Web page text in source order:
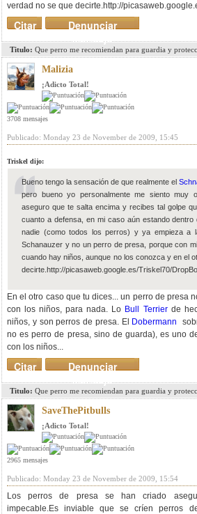
verdad no se que decirte.http://
Denunciar
mensaje
Citar
Titulo: Que perro me recomiendan para guardia y
Malizia
¡Adicto Total!
3708 mensajes
Publicado: Monday 23 de November de 2009, 15:45
Triskel dijo:
Bueno tengo la sensación de que realmente el
pero bueno yo personalmente me siento muy
aseguro que te salta encima y recibes tal golpe
cuanto a defensa, en mi caso aún estando
nadie (como todos los perros) y ya empieza a
Schanauzer y no un perro de presa, porque con
cuando hay niños, aunque no los conozca y en el
decirte.http://picasaweb.google.es/Triskel70/
En el otro caso que tu dices... un perro de presa
con los niños, para nada. Lo Bull Terrierde
niños, y son perros de presa. El Dobermann
no es perro de presa, sino de guarda), es uno
con los niños...
Denunciar
mensaje
Citar
Titulo: Que perro me recomiendan para guardia y
SaveThePitbulls
¡Adicto Total!
2965 mensajes
Publicado: Monday 23 de November de 2009, 15:54
Los perros de presa se han criado
impecable.Es inviable que se críen perros